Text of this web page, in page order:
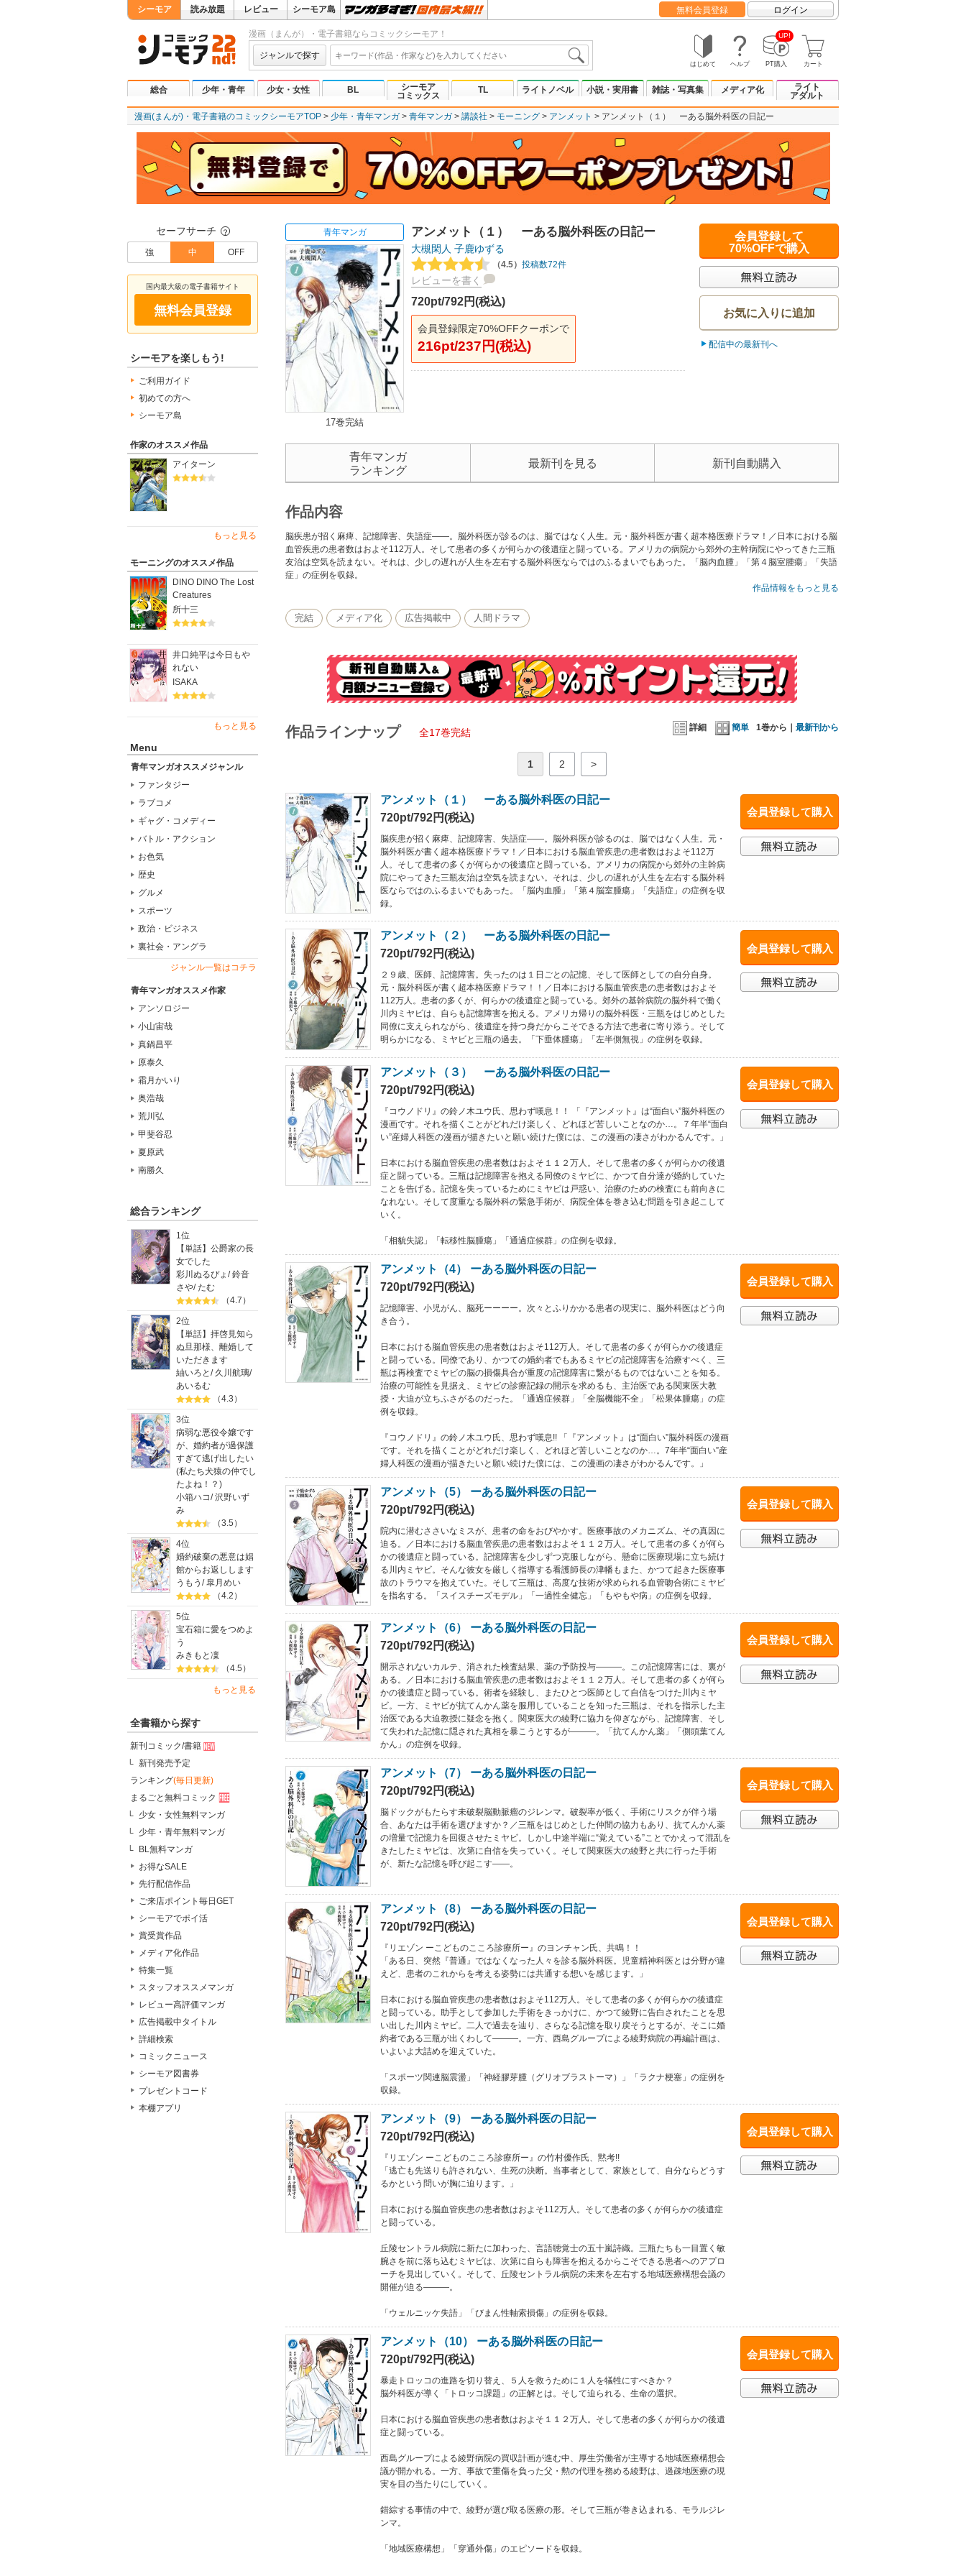
シーモア 読み放題 レビュー シーモア島 無料会員登録 ログイン
漫画（まんが）・電子書籍ならコミックシーモア！
ジャンルで探す
はじめて ヘルプ
UP!
PT購入 カート
総合 少年・青年 少女・女性 BL
シーモア
コミックス
TL ライトノベル 小説・実用書 雑誌・写真集 メディア化
ライト
アダルト
漫画(まんが)・電子書籍のコミックシーモアTOP 少年・青年マンガ 青年マンガ 講談社 モーニング アンメット アンメット（１） ーある脳外科医の日記ー
セーフサーチ ？
強 中 OFF
国内最大級の電子書籍サイト
無料会員登録
シーモアを楽しもう!
ご利用ガイド
初めての方へ
シーモア島
作家のオススメ作品
アイターン
もっと見る
モーニングのオススメ作品
DINO DINO The Lost
Creatures
所十三
井口純平は今日もや
れない
ISAKA
もっと見る
Menu
青年マンガオススメジャンル
ファンタジー
ラブコメ
ギャグ・コメディー
バトル・アクション
お色気
歴史
グルメ
スポーツ
政治・ビジネス
裏社会・アングラ
ジャンル一覧はコチラ
青年マンガオススメ作家
アンソロジー
小山宙哉
真鍋昌平
原泰久
霜月かいり
奥浩哉
荒川弘
甲斐谷忍
夏原武
南勝久
総合ランキング
1位
【単話】公爵家の長
女でした
彩川ぬるぴょ /鈴音
さや/たむ
（4.7）
2位
【単話】拝啓見知ら
ぬ旦那様、離婚して
いただきます
紬いろと / 久川航璃/
あいるむ
（4.3）
3位
病弱な悪役令嬢です
が、婚約者が過保護
すぎて逃げ出したい
(私たち犬猿の仲でし
たよね！？)
小箱ハコ/沢野いず
み
（3.5）
4位
婚約破棄の悪意は娼
館からお返しします
うもう /皐月めい
（4.2）
5位
宝石箱に愛をつめよ
う
みきもと凜
（4.5）
もっと見る
全書籍から探す
新刊コミック/書籍
新刊発売予定
ランキング(毎日更新)
まるごと無料コミック
少女・女性無料マンガ
少年・青年無料マンガ
BL無料マンガ
お得なSALE
先行配信作品
ご来店ポイント毎日GET
シーモアでポイ活
賞受賞作品
メディア化作品
特集一覧
スタッフオススメマンガ
レビュー高評価マンガ
広告掲載中タイトル
詳細検索
コミックニュース
シーモア図書券
プレゼントコード
本棚アプリ
青年マンガ
17巻完結
アンメット（１） ーある脳外科医の日記ー
大槻閑人 子鹿ゆずる
（4.5） 投稿数72件
レビューを書く
720pt/792円(税込)
会員登録限定70%OFFクーポンで
216pt/237円(税込)
会員登録して
70%OFFで購入
お気に入りに追加
配信中の最新刊へ
青年マンガ
ランキング
最新刊を見る 新刊自動購入
作品内容
脳疾患が招く麻痺、記憶障害、失語症――。脳外科医が診るのは、脳ではなく人生。元・脳外科医が書く超本格医療ドラマ！／日本における脳
血管疾患の患者数はおよそ112万人。そして患者の多くが何らかの後遺症と闘っている。アメリカの病院から郊外の主幹病院にやってきた三瓶
友治は空気を読まない。それは、少しの遅れが人生を左右する脳外科医ならではのふるまいでもあった。「脳内血腫」「第４脳室腫瘍」「失語
症」の症例を収録。
作品情報をもっと見る
完結 メディア化 広告掲載中 人間ドラマ
詳細 簡単 1巻から｜ 最新刊から
作品ラインナップ 全17巻完結
1 2 >
会員登録して購入
アンメット（１） ーある脳外科医の日記ー
720pt/792円(税込)
脳疾患が招く麻痺、記憶障害、失語症――。脳外科医が診るのは、脳ではなく人生。元・
脳外科医が書く超本格医療ドラマ！／日本における脳血管疾患の患者数はおよそ112万
人。そして患者の多くが何らかの後遺症と闘っている。アメリカの病院から郊外の主幹病
院にやってきた三瓶友治は空気を読まない。それは、少しの遅れが人生を左右する脳外科
医ならではのふるまいでもあった。「脳内血腫」「第４脳室腫瘍」「失語症」の症例を収
録。
会員登録して購入
アンメット（２） ーある脳外科医の日記ー
720pt/792円(税込)
２９歳、医師、記憶障害。失ったのは１日ごとの記憶、そして医師としての自分自身。
元・脳外科医が書く超本格医療ドラマ！！／日本における脳血管疾患の患者数はおよそ
112万人。患者の多くが、何らかの後遺症と闘っている。郊外の基幹病院の脳外科で働く
川内ミヤビは、自らも記憶障害を抱える。アメリカ帰りの脳外科医・三瓶をはじめとした
同僚に支えられながら、後遺症を持つ身だからこそできる方法で患者に寄り添う。そして
明らかになる、ミヤビと三瓶の過去。「下垂体腫瘍」「左半側無視」の症例を収録。
会員登録して購入
アンメット（３） ーある脳外科医の日記ー
720pt/792円(税込)
『コウノドリ』の鈴ノ木ユウ氏、思わず嘆息！！ 「『アンメット』は“面白い”脳外科医の
漫画です。それを描くことがどれだけ楽しく、どれほど苦しいことなのか…。７年半“面白
い”産婦人科医の漫画が描きたいと願い続けた僕には、この漫画の凄さがわかるんです。」
日本における脳血管疾患の患者数はおよそ１１２万人。そして患者の多くが何らかの後遺
症と闘っている。三瓶は記憶障害を抱える同僚のミヤビに、かつて自分達が婚約していた
ことを告げる。記憶を失っているためにミヤビは戸惑い、治療のための検査にも前向きに
なれない。そして度重なる脳外科の緊急手術が、病院全体を巻き込む問題を引き起こして
いく。
「相貌失認」「転移性脳腫瘍」「通過症候群」の症例を収録。
会員登録して購入
アンメット（4） ーある脳外科医の日記ー
720pt/792円(税込)
記憶障害、小児がん、脳死ーーーー。次々とふりかかる患者の現実に、脳外科医はどう向
き合う。
日本における脳血管疾患の患者数はおよそ112万人。そして患者の多くが何らかの後遺症
と闘っている。同僚であり、かつての婚約者でもあるミヤビの記憶障害を治療すべく、三
瓶は再検査でミヤビの脳の損傷具合が重度の記憶障害に繋がるものではないことを知る。
治療の可能性を見据え、ミヤビの診療記録の開示を求めるも、主治医である関東医大教
授・大迫が立ちふさがるのだった。「通過症候群」「全脳機能不全」「松果体腫瘍」の症
例を収録。
『コウノドリ』の鈴ノ木ユウ氏、思わず嘆息!! 「『アンメット』は“面白い”脳外科医の漫画
です。それを描くことがどれだけ楽しく、どれほど苦しいことなのか…。7年半“面白い”産
婦人科医の漫画が描きたいと願い続けた僕には、この漫画の凄さがわかるんです。」
会員登録して購入
アンメット（5） ーある脳外科医の日記ー
720pt/792円(税込)
院内に潜むささいなミスが、患者の命をおびやかす。医療事故のメカニズム、その真因に
迫る。／日本における脳血管疾患の患者数はおよそ１１２万人。そして患者の多くが何ら
かの後遺症と闘っている。記憶障害を少しずつ克服しながら、懸命に医療現場に立ち続け
る川内ミヤビ。そんな彼女を厳しく指導する看護師長の津幡もまた、かつて起きた医療事
故のトラウマを抱えていた。そして三瓶は、高度な技術が求められる血管吻合術にミヤビ
を指名する。「スイスチーズモデル」「一過性全健忘」「もやもや病」の症例を収録。
会員登録して購入
アンメット（6） ーある脳外科医の日記ー
720pt/792円(税込)
開示されないカルテ、消された検査結果、薬の予防投与―――。この記憶障害には、裏が
ある。／日本における脳血管疾患の患者数はおよそ１１２万人。そして患者の多くが何ら
かの後遺症と闘っている。術者を経験し、またひとつ医師として自信をつけた川内ミヤ
ビ。一方、ミヤビが抗てんかん薬を服用していることを知った三瓶は、それを指示した主
治医である大迫教授に疑念を抱く。関東医大の綾野に協力を仰ぎながら、記憶障害、そし
て失われた記憶に隠された真相を暴こうとするが―――。「抗てんかん薬」「側頭葉てん
かん」の症例を収録。
会員登録して購入
アンメット（7） ーある脳外科医の日記ー
720pt/792円(税込)
脳ドックがもたらす未破裂脳動脈瘤のジレンマ。破裂率が低く、手術にリスクが伴う場
合、あなたは手術を選びますか？／三瓶をはじめとした仲間の協力もあり、抗てんかん薬
の増量で記憶力を回復させたミヤビ。しかし中途半端に“覚えている”ことでかえって混乱を
きたしたミヤビは、次第に自信を失っていく。そして関東医大の綾野と共に行った手術
が、新たな記憶を呼び起こす――。
会員登録して購入
アンメット（8） ーある脳外科医の日記ー
720pt/792円(税込)
『リエゾン ーこどものこころ診療所ー』のヨンチャン氏、共鳴！！
「ある日、突然『普通』ではなくなった人々を診る脳外科医。児童精神科医とは分野が違
えど、患者のこれからを考える姿勢には共通する想いを感じます。」
日本における脳血管疾患の患者数はおよそ112万人。そして患者の多くが何らかの後遺症
と闘っている。助手として参加した手術をきっかけに、かつて綾野に告白されたことを思
い出した川内ミヤビ。二人で過去を辿り、さらなる記憶を取り戻そうとするが、そこに婚
約者である三瓶が出くわして―――。一方、西島グループによる綾野病院の再編計画は、
いよいよ大詰めを迎えていた。
「スポーツ関連脳震盪」「神経膠芽腫（グリオブラストーマ）」「ラクナ梗塞」の症例を
収録。
会員登録して購入
アンメット（9） ーある脳外科医の日記ー
720pt/792円(税込)
『リエゾン ーこどものこころ診療所ー』の竹村優作氏、黙考!!
「逃亡も先送りも許されない、生死の決断。当事者として、家族として、自分ならどうす
るかという問いが胸に迫ります。」
日本における脳血管疾患の患者数はおよそ112万人。そして患者の多くが何らかの後遺症
と闘っている。
丘陵セントラル病院に新たに加わった、言語聴覚士の五十嵐詩織。三瓶たちも一目置く敏
腕さを前に落ち込むミヤビは、次第に自らも障害を抱えるからこそできる患者へのアプロ
ーチを見出していく。そして、丘陵セントラル病院の未来を左右する地域医療構想会議の
開催が迫る―――。
「ウェルニッケ失語」「びまん性軸索損傷」の症例を収録。
会員登録して購入
アンメット（10） ーある脳外科医の日記ー
720pt/792円(税込)
暴走トロッコの進路を切り替え、５人を救うために１人を犠牲にすべきか？
脳外科医が導く「トロッコ課題」の正解とは。そして迫られる、生命の選択。
日本における脳血管疾患の患者数はおよそ１１２万人。そして患者の多くが何らかの後遺
症と闘っている。
西島グループによる綾野病院の買収計画が進む中、厚生労働省が主導する地域医療構想会
議が開かれる。一方、事故で重傷を負った父・勲の代理を務める綾野は、過疎地医療の現
実を目の当たりにしていく。
錯綜する事情の中で、綾野が選び取る医療の形。そして三瓶が巻き込まれる、モラルジレ
ンマ。
「地域医療構想」「穿通外傷」のエピソードを収録。